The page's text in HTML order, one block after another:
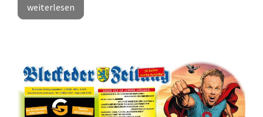
weiterlesen